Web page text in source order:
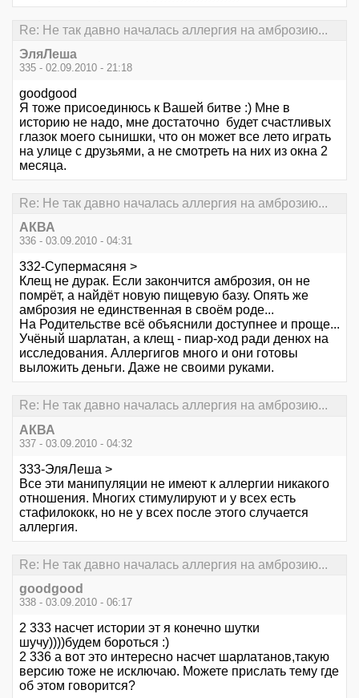
Re: Не так давно началась аллергия на амброзию...
ЭляЛеша
335 - 02.09.2010 - 21:18
goodgood
Я тоже присоединюсь к Вашей битве :) Мне в
историю не надо, мне достаточно будет счастливых
глазок моего сынишки, что он может все лето играть
на улице с друзьями, а не смотреть на них из окна 2
месяца.
Re: Не так давно началась аллергия на амброзию...
АКВА
336 - 03.09.2010 - 04:31
332-Супермасяня >
Клещ не дурак. Если закончится амброзия, он не
помрёт, а найдёт новую пищевую базу. Опять же
амброзия не единственная в своём роде...
На Родительстве всё объяснили доступнее и проще...
Учёный шарлатан, а клещ - пиар-ход ради денюх на
исследования. Аллергигов много и они готовы
выложить деньги. Даже не своими руками.
Re: Не так давно началась аллергия на амброзию...
АКВА
337 - 03.09.2010 - 04:32
333-ЭляЛеша >
Все эти манипуляции не имеют к аллергии никакого
отношения. Многих стимулируют и у всех есть
стафилококк, но не у всех после этого случается
аллергия.
Re: Не так давно началась аллергия на амброзию...
goodgood
338 - 03.09.2010 - 06:17
2 333 насчет истории эт я конечно шутки
шучу))))будем бороться :)
2 336 а вот это интересно насчет шарлатанов,такую
версию тоже не исключаю. Можете прислать тему где
об этом говорится?